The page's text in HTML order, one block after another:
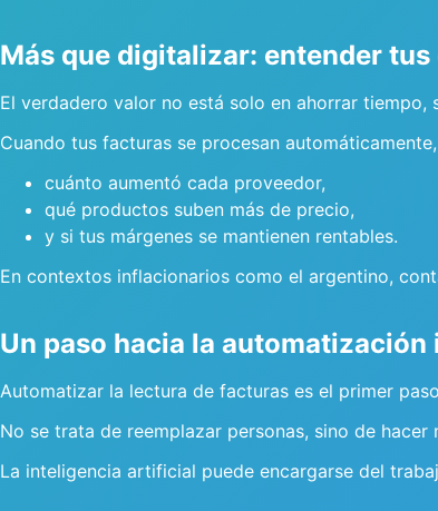
Más que digitalizar: entender
El verdadero valor no está solo en ahorrar
Cuando tus facturas se procesan
cuánto aumentó cada proveedor,
qué productos suben más de precio,
y si tus márgenes se mantienen rentables.
En contextos inflacionarios como el argentino,
Un paso hacia la
Automatizar la lectura de facturas es el primer
No se trata de reemplazar personas, sino de
La inteligencia artificial puede encargarse del